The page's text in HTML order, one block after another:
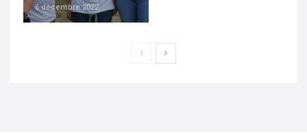
6 décembre 2022